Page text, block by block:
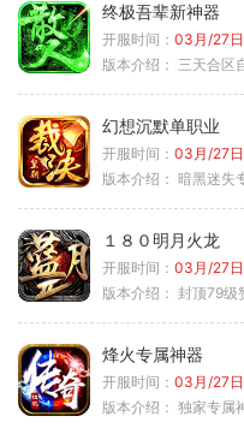
终极吾辈新神器
开服时间： 03月/27日
版本介绍： 三天合区
幻想沉默单职业
开服时间： 03月/27日
版本介绍： 暗黑迷失
１８０明月火龙
开服时间： 03月/27日
版本介绍： 封顶79级
烽火专属神器
开服时间： 03月/27日
版本介绍： 独家专属